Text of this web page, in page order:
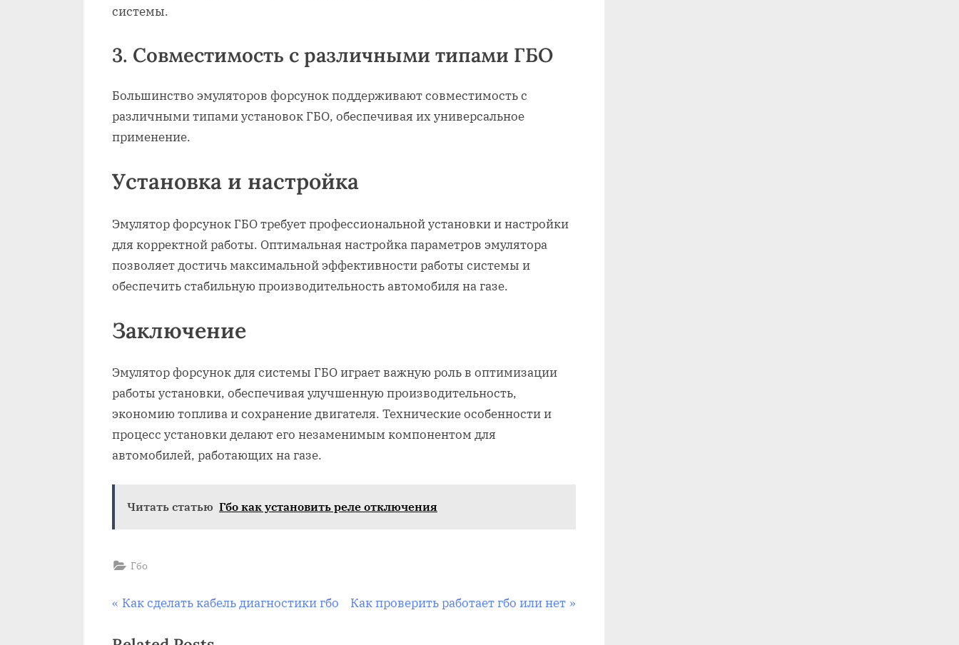
системы.
3. Совместимость с различными типами ГБО
Большинство эмуляторов форсунок поддерживают совместимость с
различными типами установок ГБО, обеспечивая их универсальное
применение.
Установка и настройка
Эмулятор форсунок ГБО требует профессиональной установки и настройки
для корректной работы. Оптимальная настройка параметров эмулятора
позволяет достичь максимальной эффективности работы системы и
обеспечить стабильную производительность автомобиля на газе.
Заключение
Эмулятор форсунок для системы ГБО играет важную роль в оптимизации
работы установки, обеспечивая улучшенную производительность,
экономию топлива и сохранение двигателя. Технические особенности и
процесс установки делают его незаменимым компонентом для
автомобилей, работающих на газе.
Читать статью Гбо как установить реле отключения
Гбо
Навигация
P
Как сделать кабель диагностики гбо
N
Как проверить работает гбо или нет